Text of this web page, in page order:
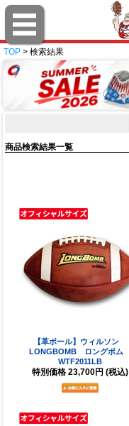
TOP > 検索結果
商品検索結果一覧
【革ボール】ウィルソン
LONGBOMB ロングボム
WTF2011LB
特別価格 23,700円 (税込)